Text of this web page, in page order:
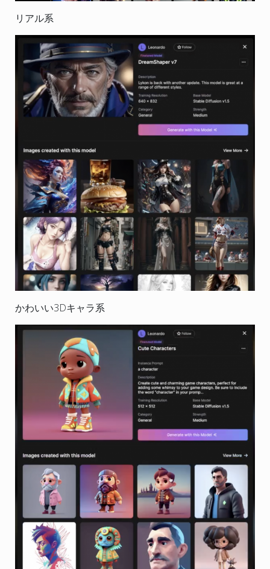
リアル系
かわいい3Dキャラ系